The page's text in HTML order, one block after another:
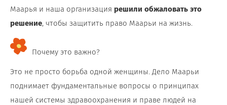
Маарья и наша организация решили обжаловать это
решение, чтобы защитить право Маарьи на жизнь.
Почему это важно?
Это не просто борьба одной женщины. Дело Маарьи
поднимает фундаментальные вопросы о принципах
нашей системы здравоохранения и праве людей на